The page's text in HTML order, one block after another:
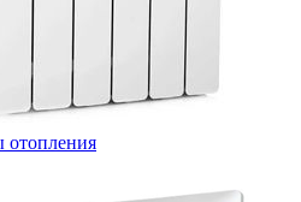
отопления